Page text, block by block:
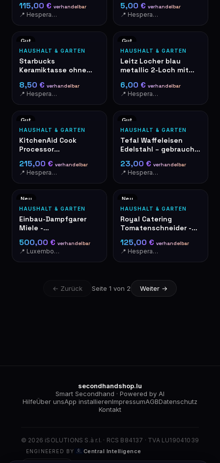
115,00 € verhandelbar
📍 Hesperange
5,00 € verhandelbar
📍 Hesperange
Gut
HAUSHALT & GARTEN
Starbucks
Keramiktasse ohne
grün-weiß
8,50 € verhandelbar
📍 Hesperange
Gut
HAUSHALT & GARTEN
Leitz Locher blau
metallic 2-Loch mit
6,00 € verhandelbar
📍 Hesperange
Gut
HAUSHALT & GARTEN
KitchenAid Cook
Processor
215,00 € verhandelbar
📍 Hesperange
Gut
HAUSHALT & GARTEN
Tefal Waffeleisen
Edelstahl – gebraucht,
23,00 € verhandelbar
📍 Hesperange
Neu
HAUSHALT & GARTEN
Einbau-Dampfgarer
Miele -
Einbaugerät
500,00 € verhandelbar
📍 Luxembourg
Neu
HAUSHALT & GARTEN
Royal Catering
Tomatenschneider -
125,00 € verhandelbar
📍 Hesperange
← Zurück Seite 1 von 2 Weiter →
secondhandshop.lu
Smart Secondhand · Powered by AI
HilfeÜber unsApp installierenImpressumAGBDatenschutz
Kontakt
© 2026 iSOLUTIONS S.à r.l. · RCS B84137 · TVA LU19041039
ENGINEERED BY Central Intelligence